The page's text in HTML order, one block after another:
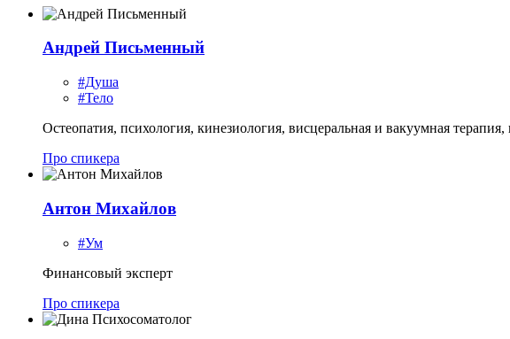
Андрей Письменный
#Душа
#Тело
Остеопатия, психология, кинезиология, висцеральная и вакуумная
Про спикера
Антон Михайлов
#Ум
Финансовый эксперт
Про спикера